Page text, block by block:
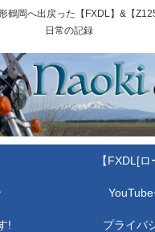
岡へ出戻った【FXDL】&【
日常の記録
【FXDL[ロ
! プライバ